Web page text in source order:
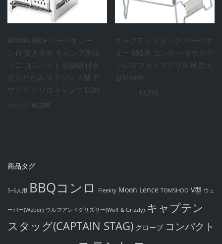
MOON LENCE バーベキューコ
ンロ 焚き火台 キャンプ用品
ミニ コンパクト 収納袋付き
折りたたみ ステンレス製 ア
ウトドア ソロキャンプ D039
¥6,399
キャプテンスタッグ バーベキ
ュー BBQ用 コンロ ヘキサステ
ンレスファイアグリル M 焚火
台M-6498
¥7,770
商品タグ
5~6人用 BBQコンロ Fieekty Moon Lence TOMSHOO V型 ウェ
ーバー(Weber) ウルフアンドグリズリー(Wolf & Grizzly) キャプテン
スタッグ(CAPTAIN STAG) グローブ コンパクト